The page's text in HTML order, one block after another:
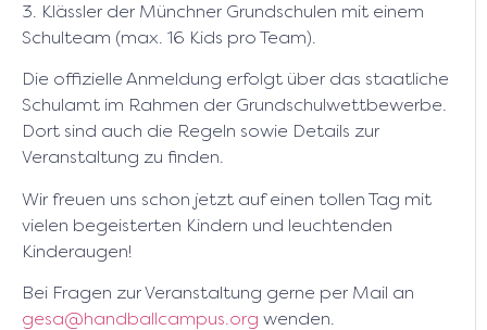
3. Klässler der Münchner Grundschulen mit einem
Schulteam (max. 16 Kids pro Team).
Die offizielle Anmeldung erfolgt über das staatliche
Schulamt im Rahmen der Grundschulwettbewerbe.
Dort sind auch die Regeln sowie Details zur
Veranstaltung zu finden.
Wir freuen uns schon jetzt auf einen tollen Tag mit
vielen begeisterten Kindern und leuchtenden
Kinderaugen!
Bei Fragen zur Veranstaltung gerne per Mail an
gesa@handballcampus.org wenden.